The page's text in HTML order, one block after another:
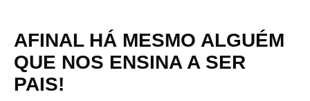
AFINAL HÁ MESMO ALGUÉM
QUE NOS ENSINA A SER
PAIS!